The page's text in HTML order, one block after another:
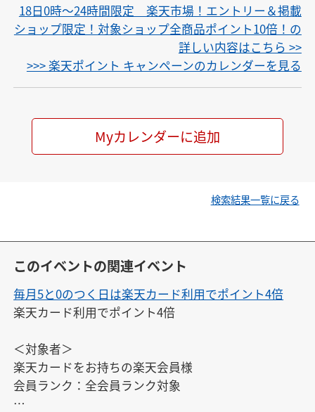
18日0時〜24時間限定 楽天市場！エントリー＆掲載
ショップ限定！対象ショップ全商品ポイント10倍！の
詳しい内容はこちら >>
>>> 楽天ポイント キャンペーンのカレンダーを見る
Myカレンダーに追加
検索結果一覧に戻る
このイベントの関連イベント
毎月5と0のつく日は楽天カード利用でポイント4倍
楽天カード利用でポイント4倍
＜対象者＞
楽天カードをお持ちの楽天会員様
会員ランク：全会員ランク対象